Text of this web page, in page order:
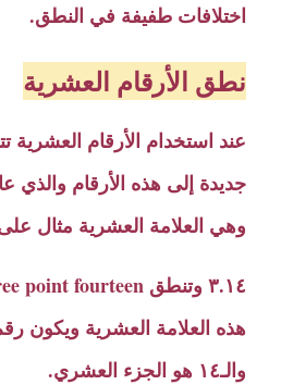
اختلافات طفيفة في النطق.
نطق الأرقام العشرية
عند استخدام الأرقام العشرية
جديدة إلى هذه الأرقام والذي
وهي العلامة العشرية مثال
والـ١٤ هو الجزء العشري.